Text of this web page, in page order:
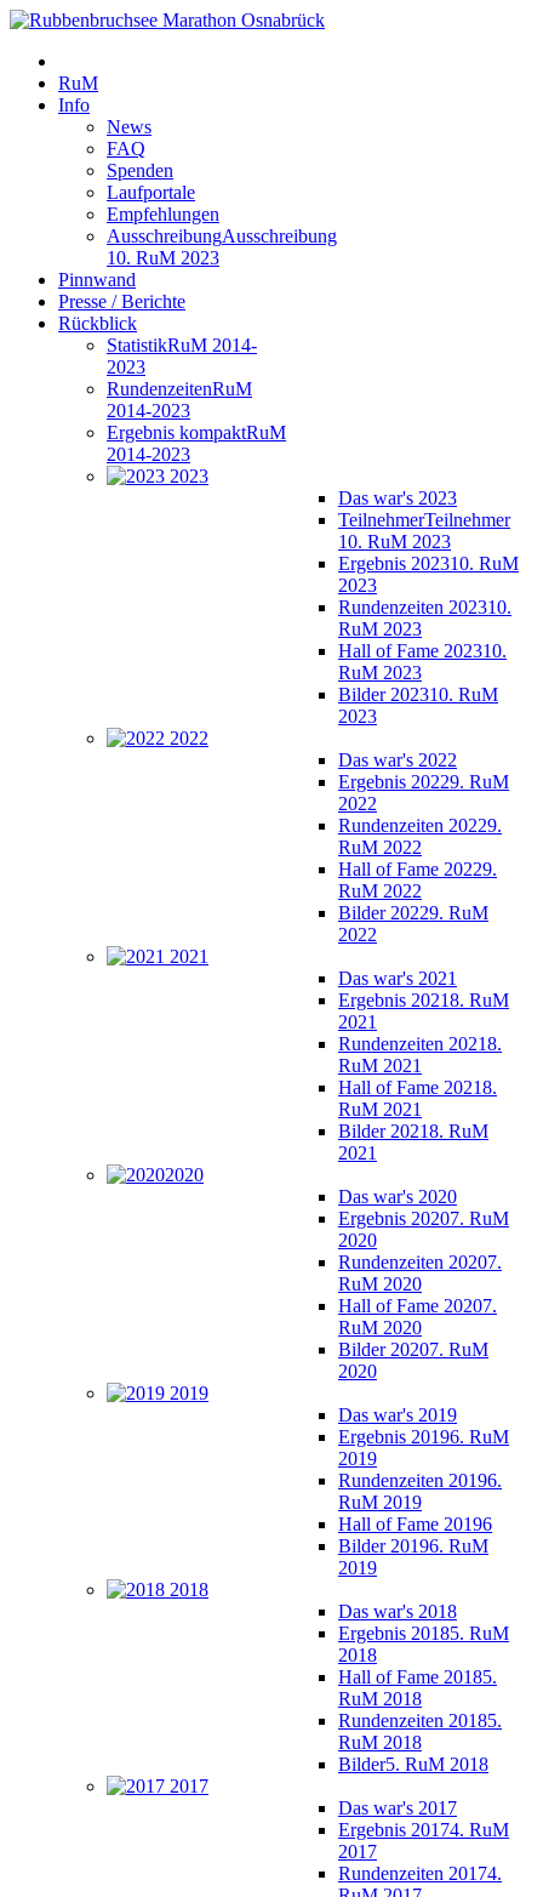
RuM
Info
News
FAQ
Spenden
Laufportale
Empfehlungen
AusschreibungAusschreibung
10. RuM 2023
Pinnwand
Presse / Berichte
Rückblick
StatistikRuM 2014-
2023
RundenzeitenRuM
2014-2023
Ergebnis kompaktRuM
2014-2023
2023
Das war's 2023
TeilnehmerTeilnehmer
10. RuM 2023
Ergebnis 202310. RuM
2023
Rundenzeiten 202310.
RuM 2023
Hall of Fame 202310.
RuM 2023
Bilder 202310. RuM
2023
2022
Das war's 2022
Ergebnis 20229. RuM
2022
Rundenzeiten 20229.
RuM 2022
Hall of Fame 20229.
RuM 2022
Bilder 20229. RuM
2022
2021
Das war's 2021
Ergebnis 20218. RuM
2021
Rundenzeiten 20218.
RuM 2021
Hall of Fame 20218.
RuM 2021
Bilder 20218. RuM
2021
2020
Das war's 2020
Ergebnis 20207. RuM
2020
Rundenzeiten 20207.
RuM 2020
Hall of Fame 20207.
RuM 2020
Bilder 20207. RuM
2020
2019
Das war's 2019
Ergebnis 20196. RuM
2019
Rundenzeiten 20196.
RuM 2019
Hall of Fame 20196
Bilder 20196. RuM
2019
2018
Das war's 2018
Ergebnis 20185. RuM
2018
Hall of Fame 20185.
RuM 2018
Rundenzeiten 20185.
RuM 2018
Bilder5. RuM 2018
2017
Das war's 2017
Ergebnis 20174. RuM
2017
Rundenzeiten 20174.